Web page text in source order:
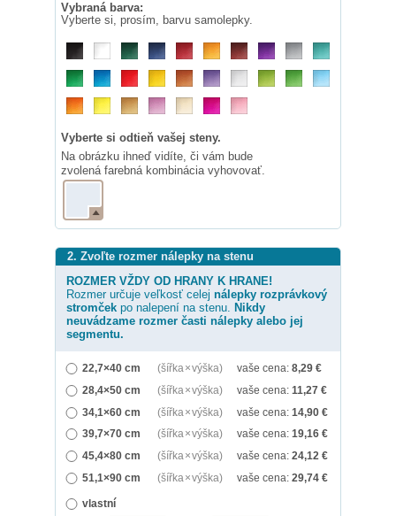
Vybraná barva:
Vyberte si, prosím, barvu samolepky.
Vyberte si odtieň vašej steny.
Na obrázku ihneď vidíte, či vám bude
zvolená farebná kombinácia vyhovovať.
2. Zvoľte rozmer nálepky na stenu
ROZMER VŽDY OD HRANY K HRANE!
Rozmer určuje veľkosť celej nálepky rozprávkový
stromček po nalepení na stenu. Nikdy
neuvádzame rozmer časti nálepky alebo jej
segmentu.
22,7×40 cm (šířka × výška) vaše cena: 8,29 €
28,4×50 cm
(šířka × výška) vaše cena: 11,27 €
34,1×60 cm
(šířka × výška) vaše cena: 14,90 €
39,7×70 cm
(šířka × výška) vaše cena: 19,16 €
45,4×80 cm
(šířka × výška) vaše cena: 24,12 €
51,1×90 cm
(šířka × výška) vaše cena: 29,74 €
vlastní